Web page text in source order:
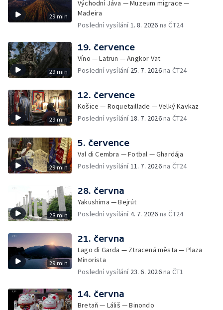
29 min
Východní Jáva — Muzeum migrace —
Madeira
Poslední vysílání 1. 8. 2026 na ČT24
29 min
19. července
Víno — Latrun — Angkor Vat
Poslední vysílání 25. 7. 2026na ČT24
29 min
12. července
Košice — Roquetaillade — Velký Kavkaz
Poslední vysílání 18. 7. 2026na ČT24
29 min
5. července
Val di Cembra — Fotbal — Ghardája
Poslední vysílání 11. 7. 2026na ČT24
28 min
28. června
Yakushima — Bejrút
Poslední vysílání4. 7. 2026 na ČT24
29 min
21. června
Lago di Garda — Ztracená města — Plaza
Minorista
Poslední vysílání 23. 6. 2026na ČT1
14. června
Bretaň — Láliš — Binondo